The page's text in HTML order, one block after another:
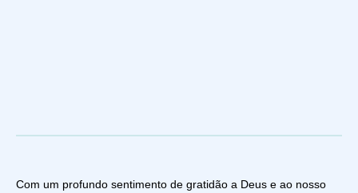
Com um profundo sentimento de gratidão a Deus e ao nosso